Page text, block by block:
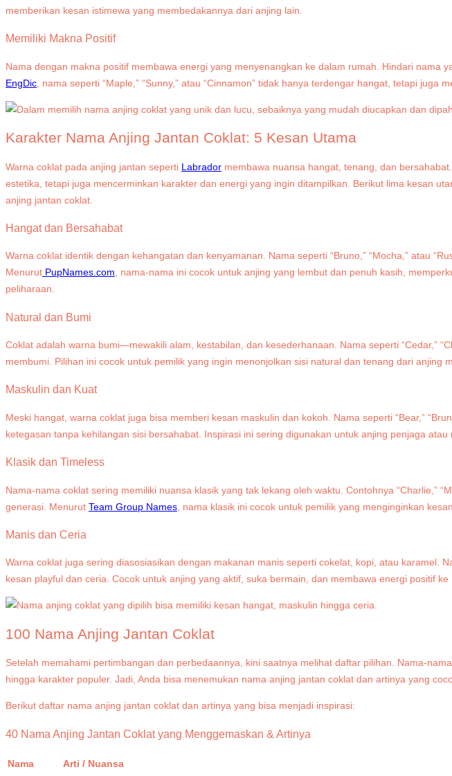
memberikan kesan istimewa yang membedakannya dari anjing lain.
Memiliki Makna Positif
Nama dengan makna positif membawa energi yang menyenangkan ke dalam rumah. Hindari nama
EngDic , nama seperti “Maple,” “Sunny,” atau “Cinnamon” tidak hanya terdengar hangat, tetapi juga
Karakter Nama Anjing Jantan Coklat: 5 Kesan Utama
Warna coklat pada anjing jantan seperti Labrador membawa nuansa hangat, tenang, dan
estetika, tetapi juga mencerminkan karakter dan energi yang ingin ditampilkan. Berikut lima kesan
anjing jantan coklat.
Hangat dan Bersahabat
Warna coklat identik dengan kehangatan dan kenyamanan. Nama seperti “Bruno,” “Mocha,” atau
Menurut PupNames.com, nama-nama ini cocok untuk anjing yang lembut dan penuh kasih,
peliharaan.
Natural dan Bumi
Coklat adalah warna bumi—mewakili alam, kestabilan, dan kesederhanaan. Nama seperti “Cedar,”
membumi. Pilihan ini cocok untuk pemilik yang ingin menonjolkan sisi natural dan tenang dari anjing
Maskulin dan Kuat
Meski hangat, warna coklat juga bisa memberi kesan maskulin dan kokoh. Nama seperti “Bear,”
ketegasan tanpa kehilangan sisi bersahabat. Inspirasi ini sering digunakan untuk anjing penjaga atau
Klasik dan Timeless
Nama-nama coklat sering memiliki nuansa klasik yang tak lekang oleh waktu. Contohnya “Charlie,”
generasi. Menurut Team Group Names , nama klasik ini cocok untuk pemilik yang menginginkan
Manis dan Ceria
Warna coklat juga sering diasosiasikan dengan makanan manis seperti cokelat, kopi, atau karamel.
kesan playful dan ceria. Cocok untuk anjing yang aktif, suka bermain, dan membawa energi positif ke
100 Nama Anjing Jantan Coklat
Setelah memahami pertimbangan dan perbedaannya, kini saatnya melihat daftar pilihan. Nama-
hingga karakter populer. Jadi, Anda bisa menemukan nama anjing jantan coklat dan artinya yang
Berikut daftar nama anjing jantan coklat dan artinya yang bisa menjadi inspirasi:
40 Nama Anjing Jantan Coklat yang Menggemaskan & Artinya
Nama
Arti / Nuansa